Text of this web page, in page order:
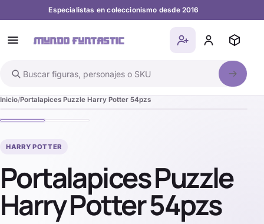
Especialistas en coleccionismo desde 2016
Buscar en el catálogo
Inicio Portalapices Puzzle Harry Potter 54pzs
HARRY POTTER
Portalapices Puzzle
Harry Potter 54pzs